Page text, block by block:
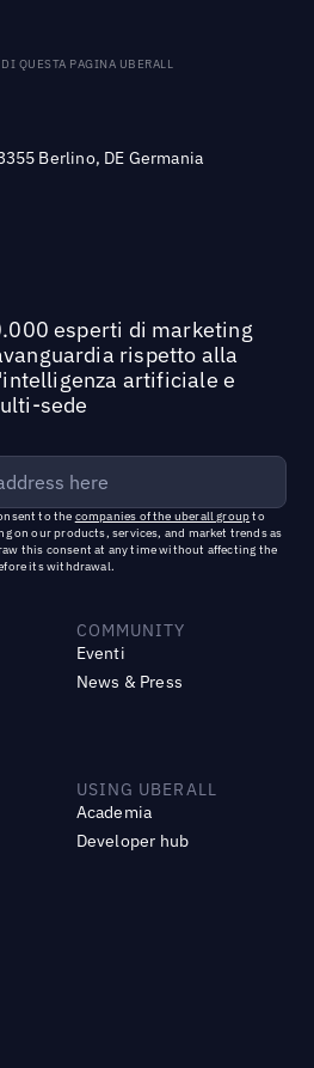
QUESTA PAGINA UBERALL
Berlino, DE Germania
esperti di marketing
rispetto alla
artificiale e
sede
to the companies of the uberall groupto
on our products, services, and market trends as
this consent at any time without affecting the
its withdrawal.
COMMUNITY
Eventi
News & Press
USING UBERALL
Academia
Developer hub